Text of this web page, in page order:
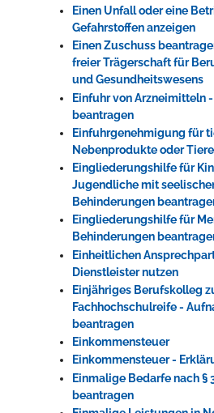
Einen Unfall oder eine
Gefahrstoffen anzeigen
Einen Zuschuss
freier Trägerschaft für
und Gesundheitswesens
Einfuhr von Arzneimitteln
beantragen
Einfuhrgenehmigung für
Nebenprodukte oder
Eingliederungshilfe für
Jugendliche mit
Behinderungen
Eingliederungshilfe für
Behinderungen
Einheitlichen
Dienstleister nutzen
Einjähriges Berufskolleg
Fachhochschulreife -
beantragen
Einkommensteuer
Einkommensteuer -
Einmalige Bedarfe nach §
beantragen